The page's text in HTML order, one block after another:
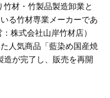
材・竹製品製造卸業と
る竹材専業メーカーであ
：株式会社山岸竹材店）
人気商品「藍染め国産焼
造が完了し、販売を再開